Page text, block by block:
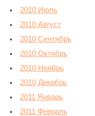
2010 Июль
2010 Август
2010 Сентябрь
2010 Октябрь
2010 Ноябрь
2010 Декабрь
2011 Январь
2011 Февраль